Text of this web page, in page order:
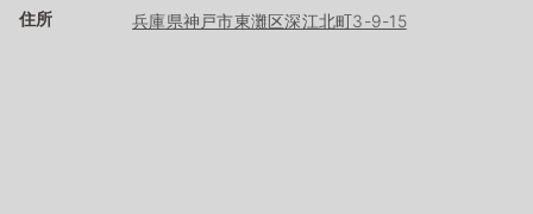
住所 兵庫県神戸市東灘区深江北町3-9-15